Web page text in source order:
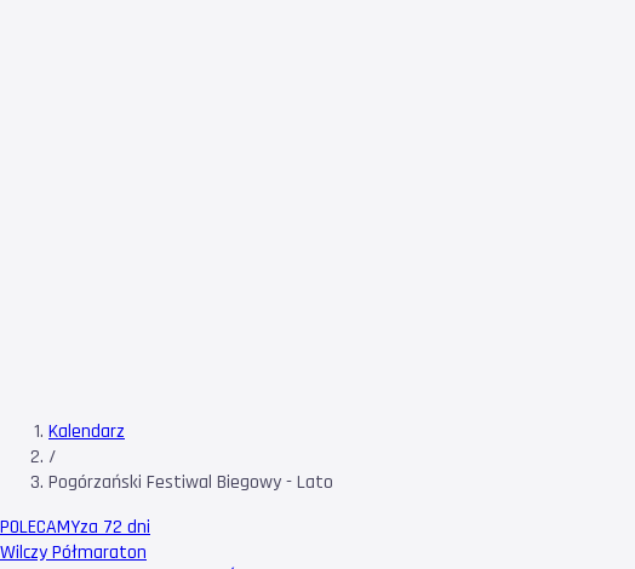
Kalendarz
/
Pogórzański Festiwal Biegowy - Lato
POLECAMYza 72 dni
Wilczy Półmaraton